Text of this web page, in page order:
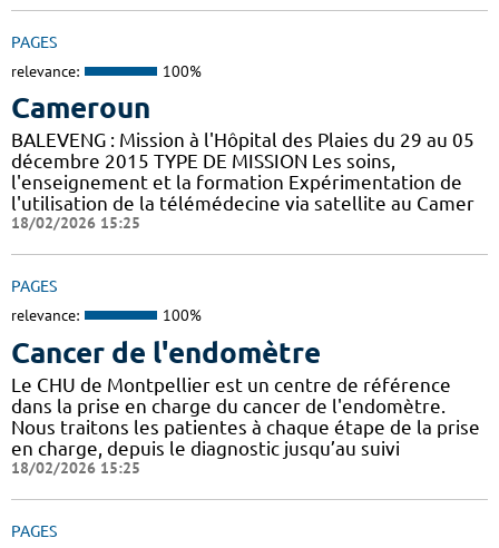
PAGES
relevance: 100%
Cameroun
BALEVENG : Mission à l'Hôpital des Plaies du 29 au 05
décembre 2015 TYPE DE MISSION Les soins,
l'enseignement et la formation Expérimentation de
l'utilisation de la télémédecine via satellite au Camer
18/02/2026 15:25
PAGES
relevance: 100%
Cancer de l'endomètre
Le CHU de Montpellier est un centre de référence
dans la prise en charge du cancer de l'endomètre.
Nous traitons les patientes à chaque étape de la prise
en charge, depuis le diagnostic jusqu’au suivi
18/02/2026 15:25
PAGES